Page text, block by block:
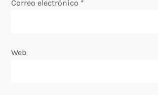
r
d
Correo electrónico *
Web